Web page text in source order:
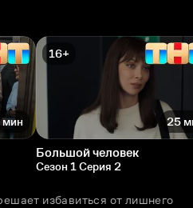
мин
16+
25
Большой человек
Сезон 1 Серия 2
избавиться от лишнего